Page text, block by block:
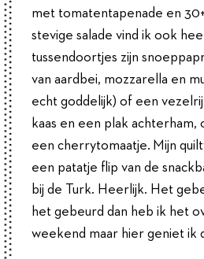
met tomatentapenade en
stevige salade vind ik ook
tussendoortjes zijn
van aardbei, mozzarella en
echt goddelijk) of een
kaas en een plak
een cherrytomaatje. Mijn
een patatje flip van de
bij de Turk. Heerlijk. Het
het gebeurd dan heb ik het
weekend maar hier geniet ik